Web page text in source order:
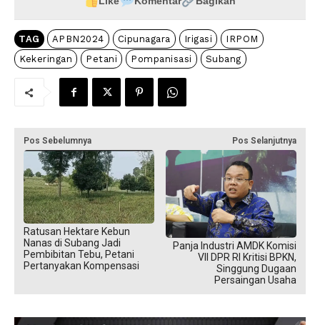
TAG APBN2024 Cipunagara Irigasi
IRPOM
Kekeringan
Petani Pompanisasi Subang
Pos Sebelumnya
Ratusan Hektare Kebun
Nanas di Subang Jadi
Pembibitan Tebu, Petani
Pertanyakan Kompensasi
Pos Selanjutnya
Panja Industri AMDK Komisi
VII DPR RI Kritisi BPKN,
Singgung Dugaan
Persaingan Usaha